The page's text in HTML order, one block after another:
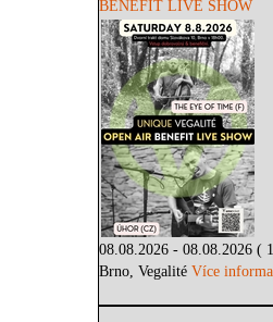
BENEFIT LIVE SHOW
08.08.2026 - 08.08.2026 (
Brno, VegalitéVíce